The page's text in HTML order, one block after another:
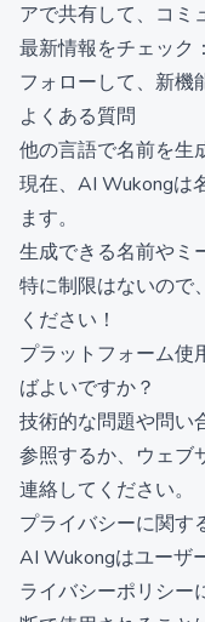
アで共有して、コミ
最新情報をチェック
フォローして、新機
よくある質問
他の言語で名前を生
現在、AI Wukongは
ます。
生成できる名前やミ
特に制限はないので
ください！
プラットフォーム使
ばよいですか？
技術的な問題や問い
参照するか、ウェブ
連絡してください。
プライバシーに関す
AI Wukongはユーザ
ライバシーポリシー